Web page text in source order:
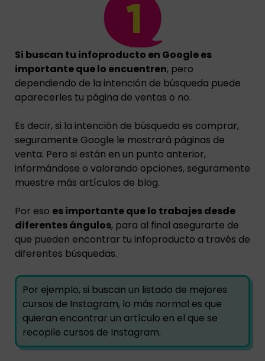
Si buscan tu infoproducto en Google es
importante que lo encuentren, pero
dependiendo de la intención de búsqueda puede
aparecerles tu página de ventas o no.
Es decir, si la intención de búsqueda es comprar,
seguramente Google le mostrará páginas de
venta. Pero si están en un punto anterior,
informándose o valorando opciones, seguramente
muestre más artículos de blog.
Por eso es importante que lo trabajes desde
diferentes ángulos, para al final asegurarte de
que pueden encontrar tu infoproducto a través de
diferentes búsquedas.
Por ejemplo, si buscan un listado de mejores
cursos de Instagram, lo más normal es que
quieran encontrar un artículo en el que se
recopile cursos de Instagram.